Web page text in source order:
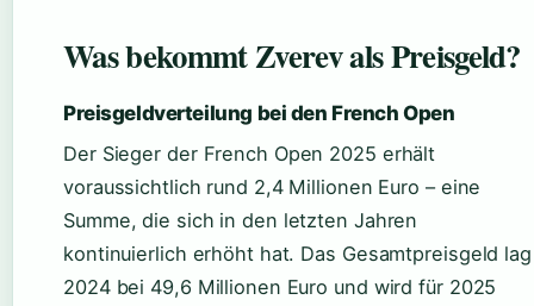
Was bekommt Zverev als Preisgeld?
Preisgeldverteilung bei den French Open
Der Sieger der French Open 2025 erhält
voraussichtlich rund 2,4 Millionen Euro – eine
Summe, die sich in den letzten Jahren
kontinuierlich erhöht hat. Das Gesamtpreisgeld lag
2024 bei 49,6 Millionen Euro und wird für 2025